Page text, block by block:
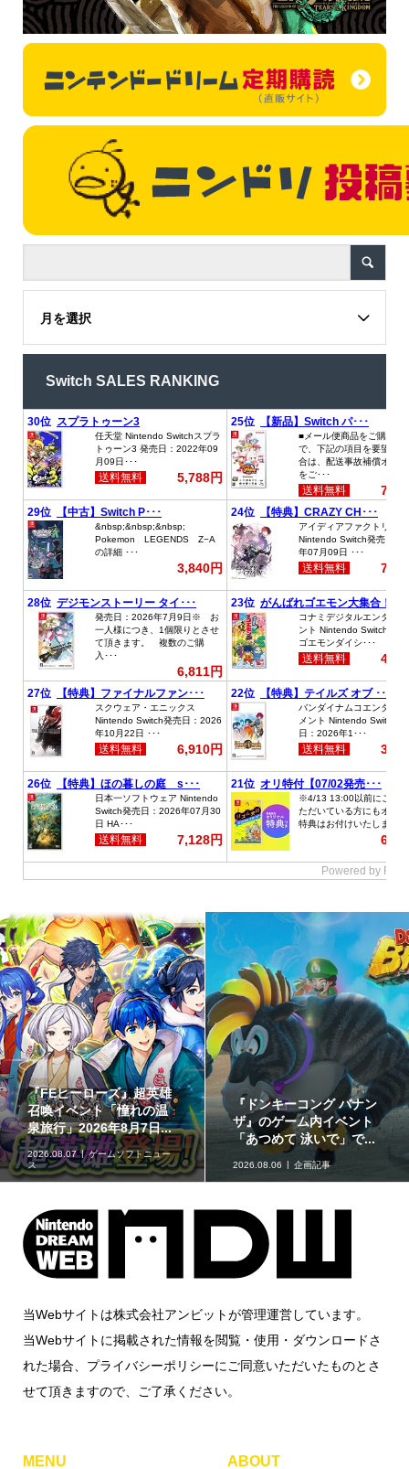
月を選択
Switch SALES RANKING
【イベントレポート】実
際に草が揺れる生息地づ
くりを体験!!「リアル『...
2026.08.06 取材・レポート
赤ちゃん向けスピナー
「KIRBY ピタッとくるる
ん♪カービィスピナー」...
2026.08.06 グッズ情報
当Webサイトは株式会社アンビットが管理運営しています。
当Webサイトに掲載された情報を閲覧・使用・ダウンロードさ
れた場合、プライバシーポリシーにご同意いただいたものとさ
せて頂きますので、ご了承ください。
MENU ABOUT